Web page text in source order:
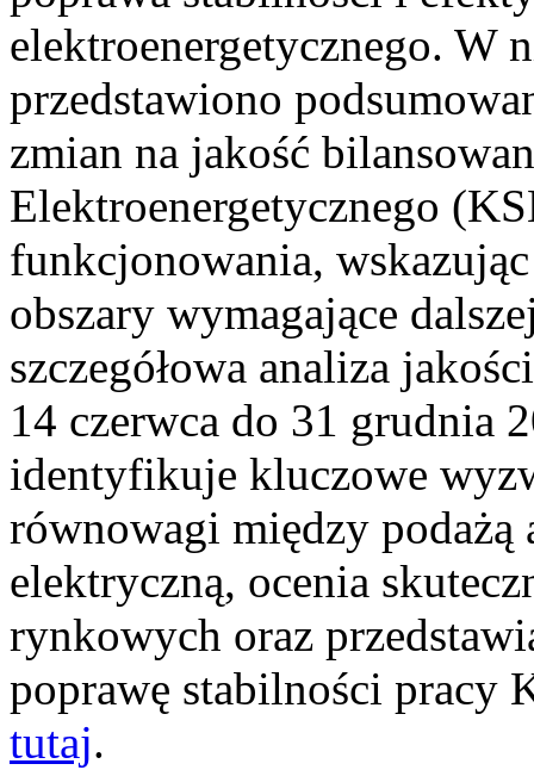
elektroenergetycznego. W
przedstawiono
zmian na jakość
Elektroenergetycznego
funkcjonowania,
obszary wymagające
szczegółowa analiza
14 czerwca do 31 grudnia
identyfikuje kluczowe
równowagi między podażą
elektryczną, ocenia
rynkowych oraz
poprawę stabilności pracy
tutaj.